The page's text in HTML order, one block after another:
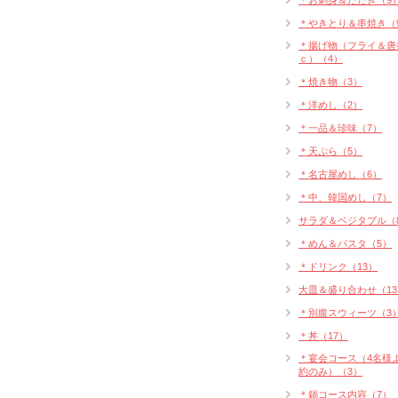
＊やきとり＆串焼き（
＊揚げ物（フライ＆唐
ｃ）（4）
＊焼き物（3）
＊洋めし（2）
＊一品＆珍味（7）
＊天ぷら（5）
＊名古屋めし（6）
＊中、韓国めし（7）
サラダ＆ベジタブル（
＊めん＆パスタ（5）
＊ドリンク（13）
大皿＆盛り合わせ（13
＊別腹スウィーツ（3）
＊丼（17）
＊宴会コース（4名様
約のみ）（3）
＊鍋コース内容（7）